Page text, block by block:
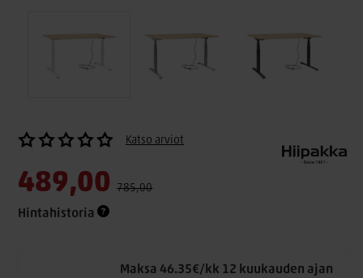
Katso arviot
489,00 785,00
Hintahistoria
Maksa 46.35€/kk 12 kuukauden ajan